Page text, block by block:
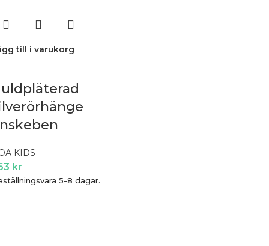
till i varukorg
KIDS
kr
5-8 dagar.